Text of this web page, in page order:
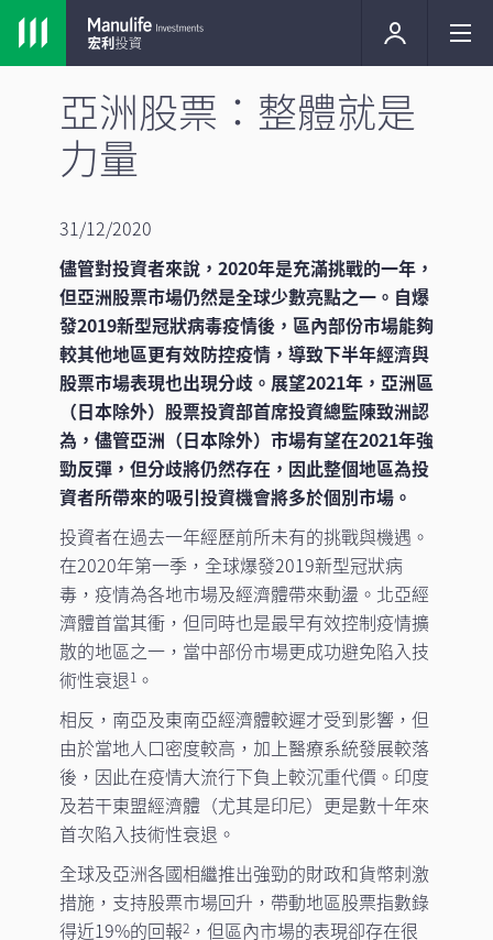
亞洲股票：整體就是
力量
31/12/2020
儘管對投資者來說，2020年是充滿挑戰的一年，
但亞洲股票市場仍然是全球少數亮點之一。自爆
發2019新型冠狀病毒疫情後，區內部份市場能夠
較其他地區更有效防控疫情，導致下半年經濟與
股票市場表現也出現分歧。展望2021年，亞洲區
（日本除外）股票投資部首席投資總監陳致洲認
為，儘管亞洲（日本除外）市場有望在2021年強
勁反彈，但分歧將仍然存在，因此整個地區為投
資者所帶來的吸引投資機會將多於個別市場。
投資者在過去一年經歷前所未有的挑戰與機遇。
在2020年第一季，全球爆發2019新型冠狀病
毒，疫情為各地市場及經濟體帶來動盪。北亞經
濟體首當其衝，但同時也是最早有效控制疫情擴
散的地區之一，當中部份市場更成功避免陷入技
術性衰退1。
相反，南亞及東南亞經濟體較遲才受到影響，但
由於當地人口密度較高，加上醫療系統發展較落
後，因此在疫情大流行下負上較沉重代價。印度
及若干東盟經濟體（尤其是印尼）更是數十年來
首次陷入技術性衰退。
全球及亞洲各國相繼推出強勁的財政和貨幣刺激
措施，支持股票市場回升，帶動地區股票指數錄
得近19%的回報2，但區內市場的表現卻存在很